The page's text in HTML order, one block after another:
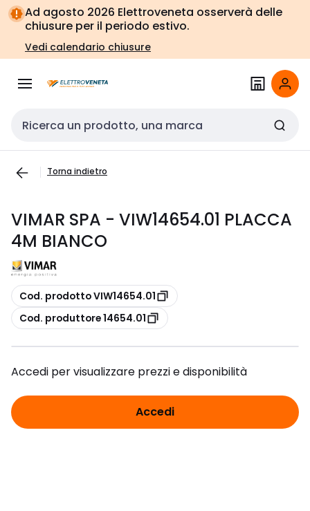
Vai alla
navigazione
Vai
alla
pagina
Ad agosto 2026 Elettroveneta osserverà delle
chiusure per il periodo estivo.
Vedi calendario chiusure
Cerca input
Torna indietro
VIMAR SPA - VIW14654.01 PLACCA
4M BIANCO
copia
Cod. prodotto VIW14654.01
copia
Cod. produttore 14654.01
Accedi per visualizzare prezzi e disponibilità
Accedi